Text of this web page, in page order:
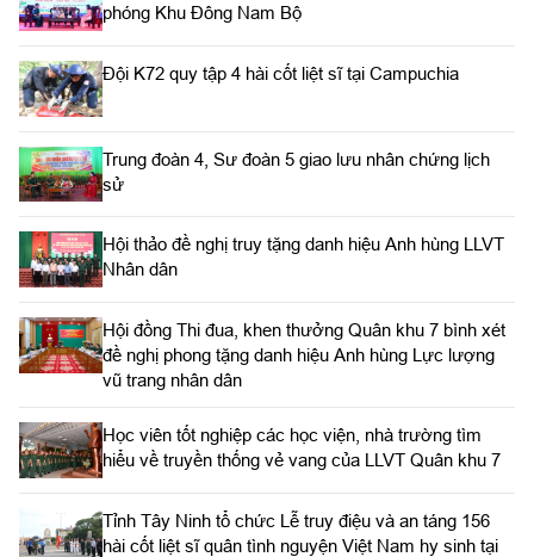
phóng Khu Đông Nam Bộ
Đội K72 quy tập 4 hài cốt liệt sĩ tại Campuchia
Trung đoàn 4, Sư đoàn 5 giao lưu nhân chứng lịch
sử
Hội thảo đề nghị truy tặng danh hiệu Anh hùng LLVT
Nhân dân
Hội đồng Thi đua, khen thưởng Quân khu 7 bình xét
đề nghị phong tặng danh hiệu Anh hùng Lực lượng
vũ trang nhân dân
Học viên tốt nghiệp các học viện, nhà trường tìm
hiểu về truyền thống vẻ vang của LLVT Quân khu 7
​Tỉnh Tây Ninh tổ chức Lễ truy điệu và an táng 156
hài cốt liệt sĩ quân tình nguyện Việt Nam hy sinh tại